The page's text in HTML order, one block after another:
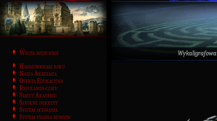
Wrota wejściowe
Harmonogram roku
Nasza Akademia
Oferta Edukacyjna
Regulamin czatu
Statut Akademii
Szkolne dekrety
System oceniania
System pisania newsów